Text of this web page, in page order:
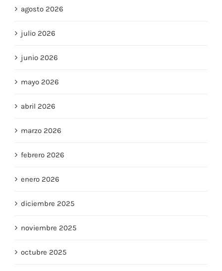
agosto 2026
julio 2026
junio 2026
mayo 2026
abril 2026
marzo 2026
febrero 2026
enero 2026
diciembre 2025
noviembre 2025
octubre 2025